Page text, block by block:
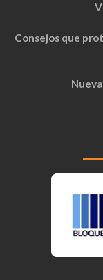
Consejos que